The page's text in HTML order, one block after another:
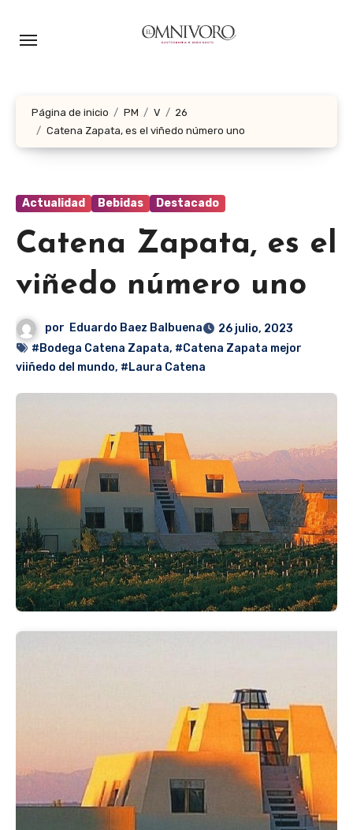
Página de inicio PM V
26
Catena Zapata, es el viñedo número uno
Actualidad Bebidas Destacado
Catena Zapata, es el
viñedo número uno
por Eduardo Baez Balbuena
26 julio, 2023
#Bodega Catena Zapata, #Catena Zapata mejor
viiñedo del mundo, #Laura Catena